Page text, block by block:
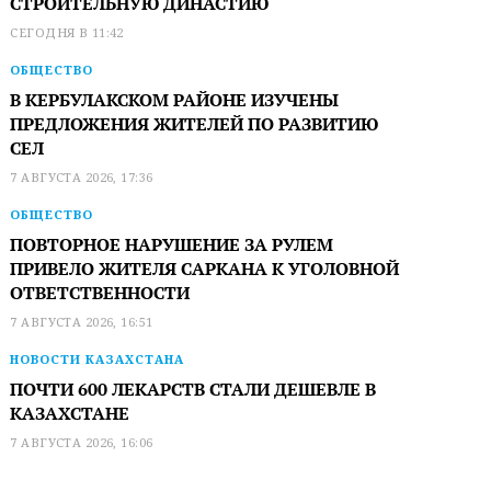
СЕГОДНЯ В 11:42
ОБЩЕСТВО
В КЕРБУЛАКСКОМ РАЙОНЕ ИЗУЧЕНЫ
ПРЕДЛОЖЕНИЯ ЖИТЕЛЕЙ ПО РАЗВИТИЮ
СЕЛ
7 АВГУСТА 2026, 17:36
ОБЩЕСТВО
ПОВТОРНОЕ НАРУШЕНИЕ ЗА РУЛЕМ
ПРИВЕЛО ЖИТЕЛЯ САРКАНА К УГОЛОВНОЙ
ОТВЕТСТВЕННОСТИ
7 АВГУСТА 2026, 16:51
НОВОСТИ КАЗАХСТАНА
ПОЧТИ 600 ЛЕКАРСТВ СТАЛИ ДЕШЕВЛЕ В
КАЗАХСТАНЕ
7 АВГУСТА 2026, 16:06